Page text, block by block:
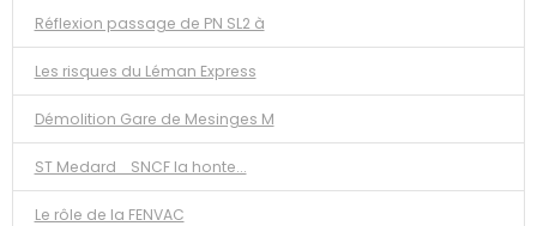
Réflexion passage de PN SL2 à
Les risques du Léman Express
Démolition Gare de Mesinges M
ST Medard _SNCF la honte...
Le rôle de la FENVAC